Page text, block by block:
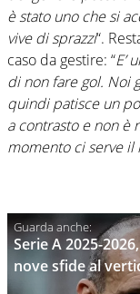
è stato uno che si
vive di sprazzi“.
caso da gestire: “E’
di non fare gol. Noi
quindi patisce un
a contrasto e non è
momento ci serve
Serie A 2025-
nove sfide al